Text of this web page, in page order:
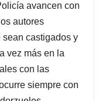
avancen con
autores
sean castigados y
vez más en la
con las
siempre con